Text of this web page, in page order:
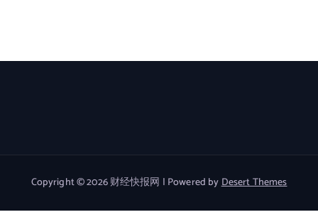
Copyright © 2026 财经快报网 | Powered byDesert Themes